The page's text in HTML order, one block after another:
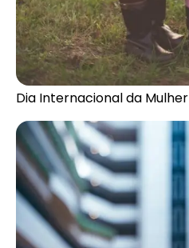
Dia Internacional da Mulher